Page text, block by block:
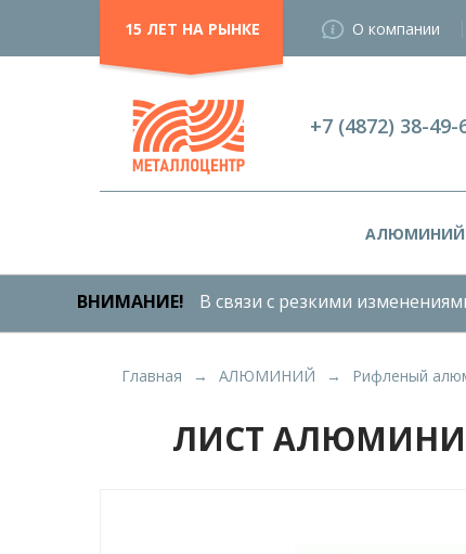
15 ЛЕТ НА РЫНКЕ О компании
+7 (4872) 38-49-
АЛЮМИНИЙ
ВНИМАНИЕ! В связи с резкими
Главная АЛЮМИНИЙ Рифленый
ЛИСТ